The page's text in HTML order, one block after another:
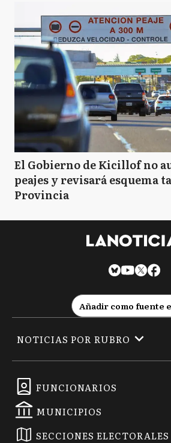
El Gobierno de Kicillof no
peajes y revisará esquema
Provincia
Añadir como fuente
FUNCIONARIOS
MUNICIPIOS
SECCIONES ELECTORALES
NOTICIAS POR RUBRO